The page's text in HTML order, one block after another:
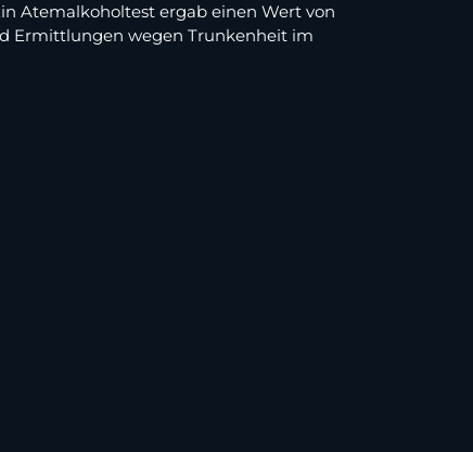
Atemalkoholtest ergab einen Wert von
Ermittlungen wegen Trunkenheit im